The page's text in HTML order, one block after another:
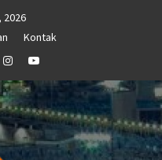
2026
Kontak
InstagramYoutube